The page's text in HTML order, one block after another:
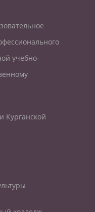
учебно-
Курганской